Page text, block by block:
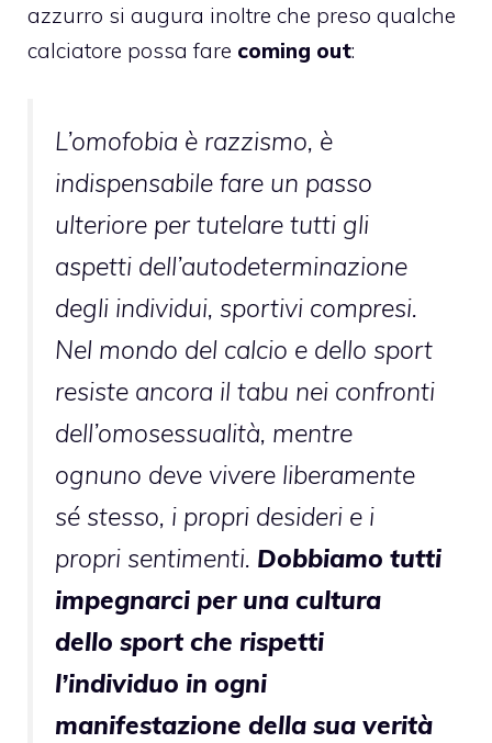
azzurro si augura inoltre che preso qualche
calciatore possa fare coming out:
L’omofobia è razzismo, è
indispensabile fare un passo
ulteriore per tutelare tutti gli
aspetti dell’autodeterminazione
degli individui, sportivi compresi.
Nel mondo del calcio e dello sport
resiste ancora il tabu nei confronti
dell’omosessualità, mentre
ognuno deve vivere liberamente
sé stesso, i propri desideri e i
propri sentimenti. Dobbiamo tutti
impegnarci per una cultura
dello sport che rispetti
l’individuo in ogni
manifestazione della sua verità